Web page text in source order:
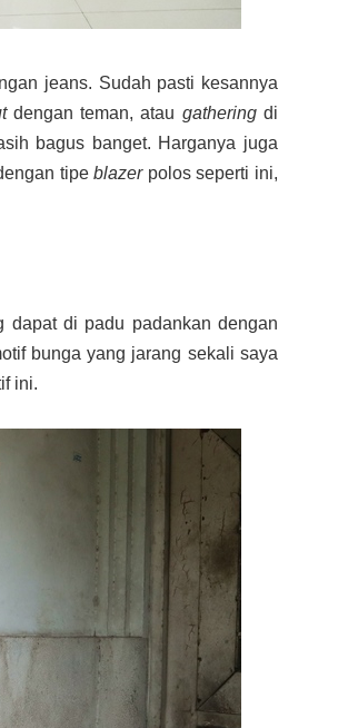
jeans. Sudah pasti kesannya
dengan teman, atau gatheringdi
bagus banget. Harganya juga
tipeblazerpolos seperti ini,
dapat di padu padankan dengan
bunga yang jarang sekali saya
ini.